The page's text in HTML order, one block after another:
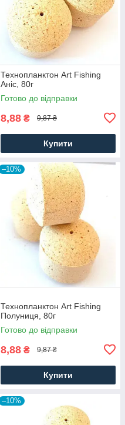
Технопланктон Art Fishing
Аніс, 80г
Готово до відправки
8,88 ₴ 9,87 ₴
Купити
–10%
Технопланктон Art Fishing
Полуниця, 80г
Готово до відправки
8,88 ₴ 9,87 ₴
Купити
–10%